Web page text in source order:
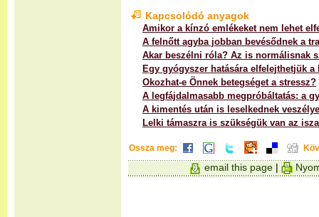
Kapcsolódó anyagok
Amikor a kínzó emlékeket nem lehet
A felnőtt agyba jobban bevésődnek a
Akar beszélni róla? Az is normálisnak
Egy gyógyszer hatására elfelejthetjük a
Okozhat-e Önnek betegséget a stressz?
A legfájdalmasabb megpróbáltatás: a
A kimentés után is leselkednek
Lelki támaszra is szükségük van az
Ossza meg:
email this page |